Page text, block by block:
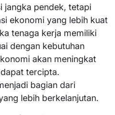
jangka pendek, tetapi
ekonomi yang lebih kuat
tenaga kerja memiliki
dengan kebutuhan
akan meningkat
tercipta.
bagian dari
lebih berkelanjutan.